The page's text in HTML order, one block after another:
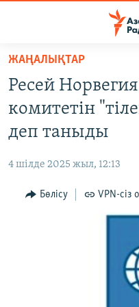
Skip
main
content
to
main
АДАМ ҚҰҚЫҚТАРЫ
ӘЛЕУМЕТ
ЖАҢАЛЫҚТАР
Ресей
комитетін
деп таныды
4 шілде 2025 жыл, 12:13
Бөлісу VPN-сіз